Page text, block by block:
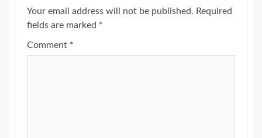
Your email address will not be published. Required
fields are marked *
Comment *